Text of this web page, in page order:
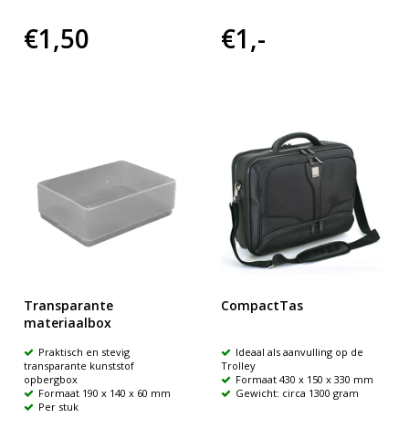
€1,50 €1,-
Transparante
materiaalbox
Praktisch en stevig
transparante kunststof
opbergbox
Formaat 190 x 140 x 60 mm
Per stuk
CompactTas
Ideaal als aanvulling op de
Trolley
Formaat 430 x 150 x 330 mm
Gewicht: circa 1300 gram